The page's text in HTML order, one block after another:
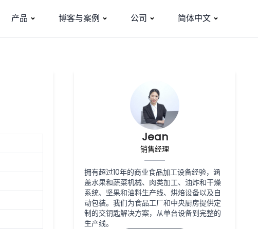
产品 博客与案例 公司 简体中文
Jean
销售经理
拥有超过10年的商业食品加工设备经验，涵
盖水果和蔬菜机械、肉类加工、油炸和干燥
系统、坚果和油料生产线、烘焙设备以及自
动包装。我们为食品工厂和中央厨房提供定
制的交钥匙解决方案，从单台设备到完整的
生产线。